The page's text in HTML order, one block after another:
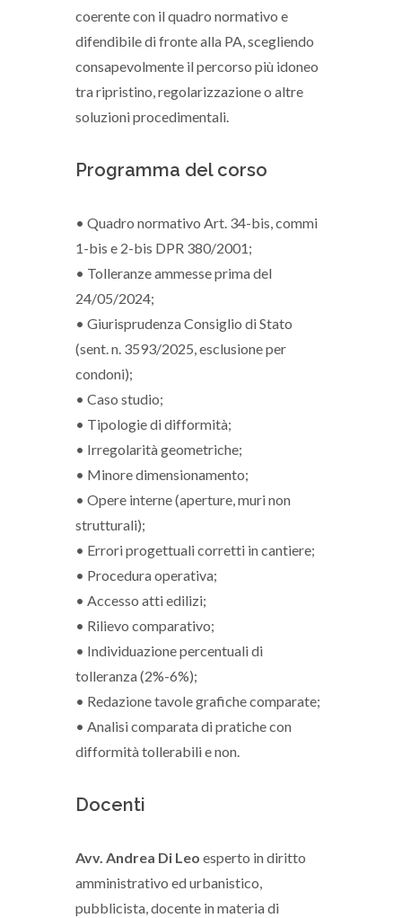
coerente con il quadro normativo e
difendibile di fronte alla PA, scegliendo
consapevolmente il percorso più idoneo
tra ripristino, regolarizzazione o altre
soluzioni procedimentali.
Programma del corso
• Quadro normativo Art. 34-bis, commi
1-bis e 2-bis DPR 380/2001;
• Tolleranze ammesse prima del
24/05/2024;
• Giurisprudenza Consiglio di Stato
(sent. n. 3593/2025, esclusione per
condoni);
• Caso studio;
• Tipologie di difformità;
• Irregolarità geometriche;
• Minore dimensionamento;
• Opere interne (aperture, muri non
strutturali);
• Errori progettuali corretti in cantiere;
• Procedura operativa;
• Accesso atti edilizi;
• Rilievo comparativo;
• Individuazione percentuali di
tolleranza (2%-6%);
• Redazione tavole grafiche comparate;
• Analisi comparata di pratiche con
difformità tollerabili e non.
Docenti
Avv. Andrea Di Leo esperto in diritto
amministrativo ed urbanistico,
pubblicista, docente in materia di